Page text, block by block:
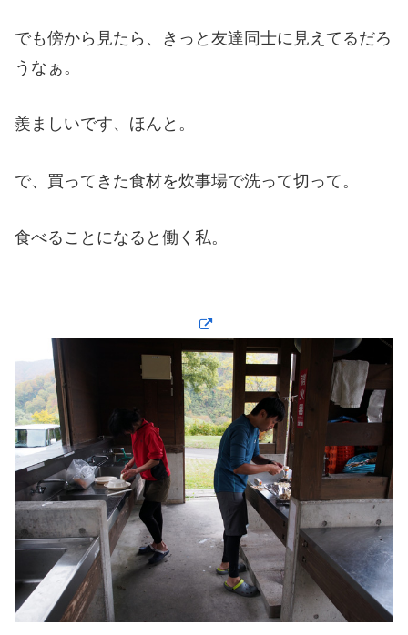
でも傍から見たら、きっと友達同士に見えてるだろ
うなぁ。
羨ましいです、ほんと。
で、買ってきた食材を炊事場で洗って切って。
食べることになると働く私。